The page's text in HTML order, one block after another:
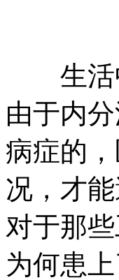
生活中
由于内
病症的
况，才
对于那
为何患